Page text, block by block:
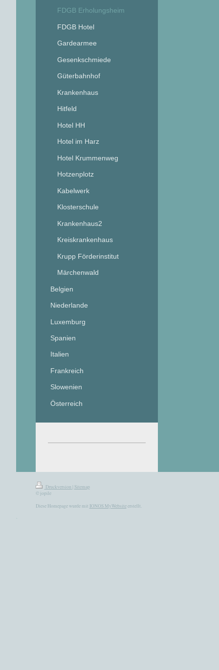
FDGB Erholungsheim
FDGB Hotel
Gardearmee
Gesenkschmiede
Güterbahnhof
Krankenhaus
Hitfeld
Hotel HH
Hotel im Harz
Hotel Krummenweg
Hotzenplotz
Kabelwerk
Klosterschule
Krankenhaus2
Kreiskrankenhaus
Krupp Förderinstitut
Märchenwald
Belgien
Niederlande
Luxemburg
Spanien
Italien
Frankreich
Slowenien
Österreich
Druckversion Sitemap
© jopile
Diese Homepage wurde mit IONOS MyWebsiteerstellt.